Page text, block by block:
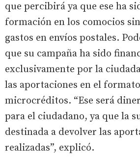
que percibirá ya que ese ha
formación en los comocios
gastos en envíos postales.
que su campaña ha sido
exclusivamente por la
las aportaciones en el
microcréditos. “Ese será
para el ciudadano, ya que la
destinada a devolver las
realizadas”, explicó.